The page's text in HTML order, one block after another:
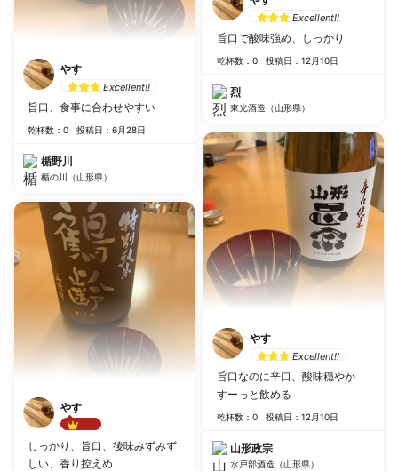
やす
Excellent!!
旨口、食事に合わせやすい
乾杯数：0 投稿日：6月28日
楯野川
楯の川（山形県）
やす
Best!!
しっかり、旨口、後味みずみず
しい、香り控えめ
Excellent!!
旨口で酸味強め、しっかり
乾杯数：0 投稿日：12月10日
烈
東光酒造（山形県）
やす
Excellent!!
旨口なのに辛口、酸味穏やか
すーっと飲める
乾杯数：0 投稿日：12月10日
山形政宗
水戸部酒造（山形県）